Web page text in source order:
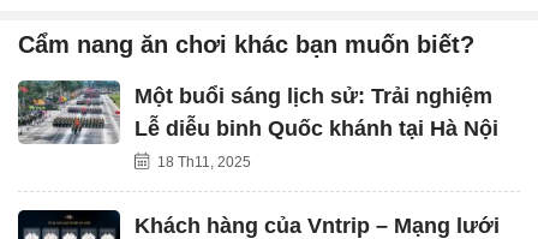
Cẩm nang ăn chơi khác bạn muốn biết?
Một buổi sáng lịch sử: Trải nghiệm
Lễ diễu binh Quốc khánh tại Hà Nội
18 Th11, 2025
Khách hàng của Vntrip – Mạng lưới